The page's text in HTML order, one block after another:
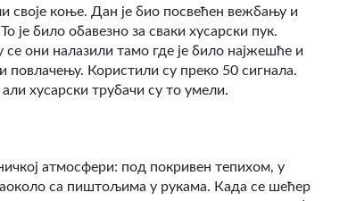
своје коње. Дан је био посвећен вежбању и
је било обавезно за сваки хусарски пук.
се они налазили тамо где је било најжешће и
Користили су преко 50 сигнала.
хусарски трубачи су то умели.
атмосфери: под покривен тепихом, у
са пиштољима у рукама. Када се шећер